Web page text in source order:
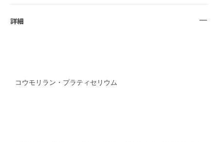
詳細
コウモリラン・プラティセリウム